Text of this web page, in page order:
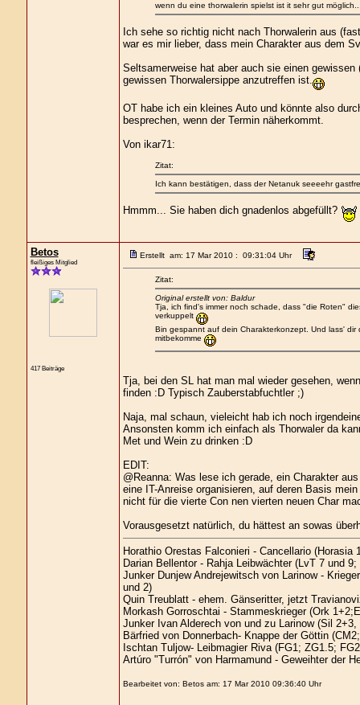
wenn du eine thorwalerin spielst ist it sehr gut
Ich sehe so richtig nicht nach Thorwalerin aus
war es mir lieber, dass mein Charakter aus dem
Seltsamerweise hat aber auch sie einen
gewissen Thorwalersippe anzutreffen ist.
OT habe ich ein kleines Auto und könnte also
besprechen, wenn der Termin näherkommt.
Von ikar71:
Zitat:
Ich kann bestätigen, dass der Netanuk seeeehr
Hmmm... Sie haben dich gnadenlos abgefüllt?
Betos
fleißiges Mitglied
417 Beiträge
Erstellt am: 17 Mar 2010 : 09:31:04 Uhr
Zitat:
Original erstellt von: Baldur
Tja, ich find's immer noch schade, dass "die Roten"
verkuppelt
Bin gespannt auf dein Charakterkonzept. Und lass'
mitbekomme
Tja, bei den SL hat man mal wieder gesehen,
finden :D Typisch Zauberstabfuchtler ;)
Naja, mal schaun, vieleicht hab ich noch
Ansonsten komm ich einfach als Thorwaler da
Met und Wein zu drinken :D
EDIT:
@Reanna: Was lese ich gerade, ein Charakter
eine IT-Anreise organisieren, auf deren Basis
nicht für die vierte Con nen vierten neuen Char
Vorausgesetzt natürlich, du hättest an sowas
Horathio Orestas Falconieri - Cancellario (Horasia
Darian Bellentor - Rahja Leibwächter (LvT 7 und
Junker Dunjew Andrejewitsch von Larinow -
und 2)
Quin Treublatt - ehem. Gänseritter, jetzt
Morkash Gorroschtai - Stammeskrieger (Ork
Junker Ivan Alderech von und zu Larinow (Sil 2+3,
Bärfried von Donnerbach- Knappe der Göttin
Ischtan Tuljow- Leibmagier Riva (FG1; ZG1.5;
Artúro "Turrón" von Harmamund - Geweihter der
Bearbeitet von: Betos am: 17 Mar 2010 09:36:40 Uhr